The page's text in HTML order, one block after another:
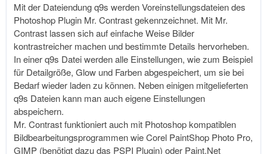
Mit der Dateiendung q9s werden Voreinstellungsdateien des
Photoshop Plugin Mr. Contrast gekennzeichnet. Mit Mr.
Contrast lassen sich auf einfache Weise Bilder
kontrastreicher machen und bestimmte Details hervorheben.
In einer q9s Datei werden alle Einstellungen, wie zum Beispiel
für Detailgröße, Glow und Farben abgespeichert, um sie bei
Bedarf wieder laden zu können. Neben einigen mitgelieferten
q9s Dateien kann man auch eigene Einstellungen
abspeichern.
Mr. Contrast funktioniert auch mit Photoshop kompatiblen
Bildbearbeitungsprogrammen wie Corel PaintShop Photo Pro,
GIMP (benötigt dazu das PSPI Plugin) oder Paint.Net